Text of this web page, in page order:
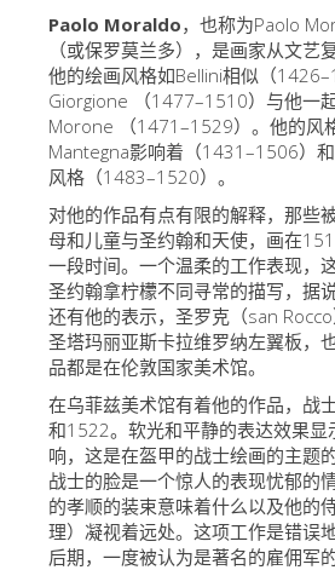
参观乌菲兹
现在预定
虚拟之旅
杰作
展示室
艺术家
新展示室厅
佛罗伦萨博物馆
巴杰罗美术馆
学院美术馆
巴拉丁画廊
美第奇教堂
圣马可博物馆
Paolo Moraldo，也称为Paolo
（或保罗莫兰多），是画家从文艺
他的绘画风格如Bellini相似（
Giorgione （1477–1510）与他一
Morone （1471–1529）。他的风
Mantegna影响着（1431–1506）
风格（1483–1520）。
对他的作品有点有限的解释，那些
母和儿童与圣约翰和天使，画在
一段时间。一个温柔的工作表现，
圣约翰拿柠檬不同寻常的描写，据
还有他的表示，圣罗克（san
圣塔玛丽亚斯卡拉维罗纳左翼板，
品都是在伦敦国家美术馆。
在乌菲兹美术馆有着他的作品，战
和1522。软光和平静的表达效果显
响，这是在盔甲的战士绘画的主题
战士的脸是一个惊人的表现忧郁的
的孝顺的装束意味着什么以及他的
理）凝视着远处。这项工作是错误
后期，一度被认为是著名的雇佣军